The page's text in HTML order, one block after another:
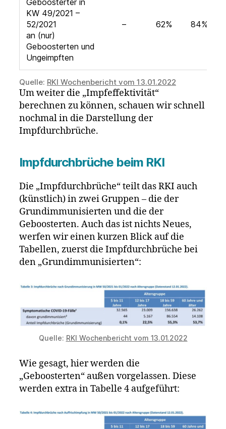
KW 49/2021 –
52/2021
an (nur)
Geboosterten und
Ungeimpften
– 62% 84%
Quelle: RKI Wochenbericht vom 13.01.2022
Um weiter die „Impfeffektivität“
berechnen zu können, schauen wir schnell
nochmal in die Darstellung der
Impfdurchbrüche.
Impfdurchbrüche beim RKI
Die „Impfdurchbrüche“ teilt das RKI auch
(künstlich) in zwei Gruppen – die der
Grundimmunisierten und die der
Geboosterten. Auch das ist nichts Neues,
werfen wir einen kurzen Blick auf die
Tabellen, zuerst die Impfdurchbrüche bei
den „Grundimmunisierten“:
Quelle: RKI Wochenbericht vom 13.01.2022
Wie gesagt, hier werden die
„Geboosterten“ außen vorgelassen. Diese
werden extra in Tabelle 4 aufgeführt: